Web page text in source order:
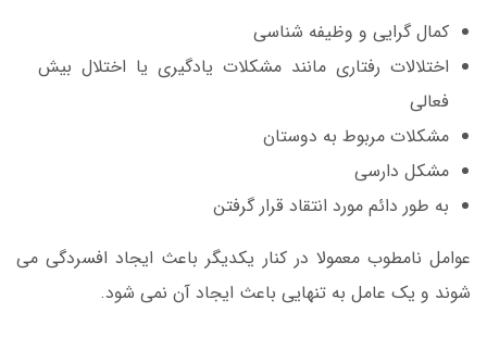
کمال گرایی و وظیفه شناسی
اختلالات رفتاری مانند مشکلات یادگیری یا اختلال بیش
فعالی
مشکلات مربوط به دوستان
مشکل دارسی
به طور دائم مورد انتقاد قرار گرفتن
عوامل نامطوب معمولا در کنار یکدیگر باعث ایجاد افسردگی می
شوند و یک عامل به تنهایی باعث ایجاد آن نمی شود.